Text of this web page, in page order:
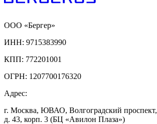
ООО «Бергер»
ИНН: 9715383990
КПП: 772201001
ОГРН: 1207700176320
Адрес:
г. Москва, ЮВАО, Волгоградский проспект,
д. 43, корп. 3 (БЦ «Авилон Плаза»)